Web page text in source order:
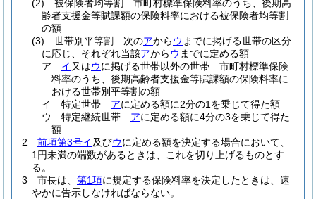
(2)
被保険者均等割 市町村標準保険料率のうち、後期高
齢者支援金等賦課額の保険料率における被保険者均等割
の額
(3)
世帯別平等割 次のアからウ までに掲げる世帯の区分
に応じ、それぞれ当該アからウ までに定める額
ア
イ 又はウに掲げる世帯以外の世帯 市町村標準保険
料率のうち、後期高齢者支援金等賦課額の保険料率に
おける世帯別平等割の額
イ
特定世帯 アに定める額に2分の1を乗じて得た額
ウ
特定継続世帯 アに定める額に4分の3を乗じて得た
額
2
前項第3号イ及びウに定める額を決定する場合において、
1円未満の端数があるときは、これを切り上げるものとす
る。
3
市長は、 第1項に規定する保険料率を決定したときは、速
やかに告示しなければならない。